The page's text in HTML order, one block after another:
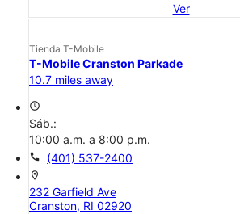
Ver
Tienda T-Mobile
T-Mobile Cranston Parkade
10.7 miles away
access_time
Sáb.:
10:00 a.m. a 8:00 p.m.
call (401) 537-2400
location_on
232 Garfield Ave
Cranston, RI 02920